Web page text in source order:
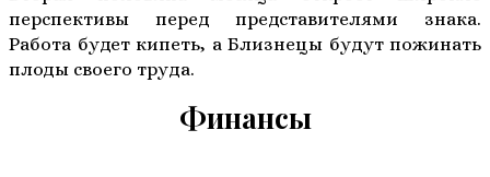
перспективы перед представителями знака.
Работа будет кипеть, а Близнецы будут пожинать
плоды своего труда.
Финансы